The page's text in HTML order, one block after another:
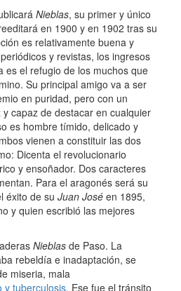
Nieblas, su primer y único
en 1900 y en 1902 tras su
es relativamente buena y
y revistas, los ingresos
es el refugio de los muchos que
Su principal amigo va a ser
en puridad, pero con un
capaz de destacar en cualquier
es hombre tímido, delicado y
vienen a constituir las dos
Dicenta el revolucionario
y ensoñador. Dos caracteres
Para el aragonés será su
éxito de su Juan José en 1895,
y quien escribió las mejores
Nieblas de Paso. La
rebeldía e inadaptación, se
miseria, mala
y tuberculosis. Ese fue el tránsito